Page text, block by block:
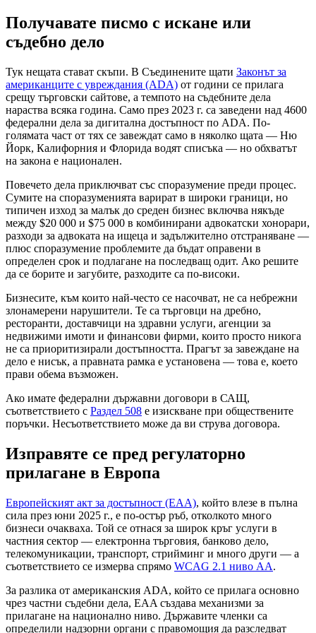
Получавате писмо с искане или
съдебно дело
Тук нещата стават скъпи. В Съединените щати Законът за
американците с увреждания (ADA) от години се прилага
срещу търговски сайтове, а темпото на съдебните дела
нараства всяка година. Само през 2023 г. са заведени над 4600
федерални дела за дигитална достъпност по ADA. По-
голямата част от тях се завеждат само в няколко щата — Ню
Йорк, Калифорния и Флорида водят списъка — но обхватът
на закона е национален.
Повечето дела приключват със споразумение преди процес.
Сумите на споразуменията варират в широки граници, но
типичен изход за малък до среден бизнес включва някъде
между $20 000 и $75 000 в комбинирани адвокатски хонорари,
разходи за адвоката на ищеца и задължително отстраняване —
плюс споразумение проблемите да бъдат оправени в
определен срок и подлагане на последващ одит. Ако решите
да се борите и загубите, разходите са по-високи.
Бизнесите, към които най-често се насочват, не са небрежни
злонамерени нарушители. Те са търговци на дребно,
ресторанти, доставчици на здравни услуги, агенции за
недвижими имоти и финансови фирми, които просто никога
не са приоритизирали достъпността. Прагът за завеждане на
дело е нисък, а правната рамка е установена — това е, което
прави обема възможен.
Ако имате федерални държавни договори в САЩ,
съответствието с Раздел 508 е изискване при обществените
поръчки. Несъответствието може да ви струва договора.
Изправяте се пред регулаторно
прилагане в Европа
Европейският акт за достъпност (EAA), който влезе в пълна
сила през юни 2025 г., е по-остър ръб, отколкото много
бизнеси очакваха. Той се отнася за широк кръг услуги в
частния сектор — електронна търговия, банково дело,
телекомуникации, транспорт, стрийминг и много други — а
съответствието се измерва спрямо WCAG 2.1 ниво AA.
За разлика от американския ADA, който се прилага основно
чрез частни съдебни дела, EAA създава механизми за
прилагане на национално ниво. Държавите членки са
определили надзорни органи с правомощия да разследват